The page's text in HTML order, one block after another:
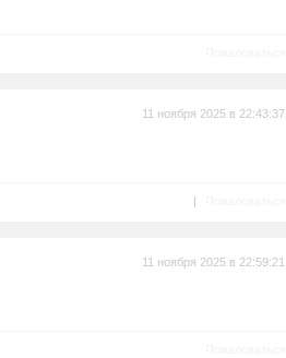
11 ноября 2025 в 22:43:37
|
11 ноября 2025 в 22:59:21